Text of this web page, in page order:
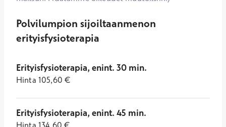
Polvilumpion sijoiltaanmenon
erityisfysioterapia
Erityisfysioterapia, enint. 30 min.
Hinta 105,60 €
Erityisfysioterapia, enint. 45 min.
Hinta 134,60 €